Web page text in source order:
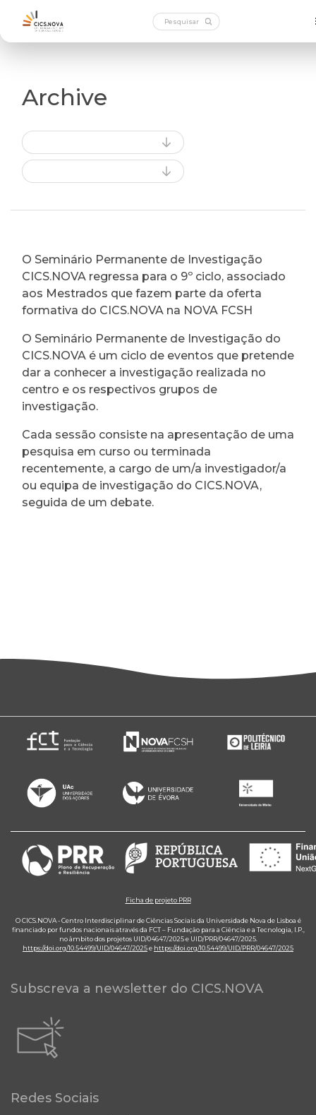
Archive
O Seminário Permanente de Investigação
CICS.NOVA regressa para o 9º ciclo, associado
aos Mestrados que fazem parte da oferta
formativa do CICS.NOVA na NOVA FCSH
O Seminário Permanente de Investigação do
CICS.NOVA é um ciclo de eventos que pretende
dar a conhecer a investigação realizada no
centro e os respectivos grupos de
investigação.
Cada sessão consiste na apresentação de uma
pesquisa em curso ou terminada
recentemente, a cargo de um/a investigador/a
ou equipa de investigação do CICS.NOVA,
seguida de um debate.
Ficha de projeto PRR
O CICS.NOVA - Centro Interdisciplinar de Ciências Sociais da Universidade Nova de Lisboa é
financiado por fundos nacionais através da FCT – Fundação para a Ciência e a Tecnologia, I.P.,
no âmbito dos projetos UID/04647/2025 e UID/PRR/04647/2025.
https://doi.org/10.54499/UID/04647/2025e https://doi.org/10.54499/UID/PRR/04647/2025
Subscreva a newsletter do CICS.NOVA
Redes Sociais